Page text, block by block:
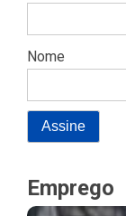
Nome
Emprego